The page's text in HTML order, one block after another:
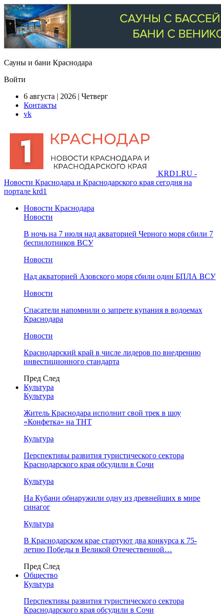
Сауны и бани Краснодара
Войти
6 августа | 2026 | Четверг
Контакты
vk
KRD1.RU -
Новости Краснодара и Краснодарского края сегодня на
портале krd1
Новости Краснодара
Новости
В ночь на 7 июля над акваторией Черного моря сбили 7
беспилотников ВСУ
Новости
Над акваторией Азовского моря сбили один БПЛА ВСУ
Новости
Спасатели напомнили о запрете купания в водоемах
Краснодара
Новости
Краснодарский край в числе лидеров по внедрению
инвестиционного стандарта
Пред След
Культура
Культура
Житель Краснодара исполнит свой трек в шоу
«Конфетка» на ТНТ
Культура
Перспективы развития туристического сектора
Краснодарского края обсудили в Сочи
Культура
На Кубани обнаружили одну из древнейших в мире
синагог
Культура
В Краснодарском крае стартуют два конкурса к 75-
летию Победы в Великой Отечественной…
Пред След
Общество
Культура
Перспективы развития туристического сектора
Краснодарского края обсудили в Сочи